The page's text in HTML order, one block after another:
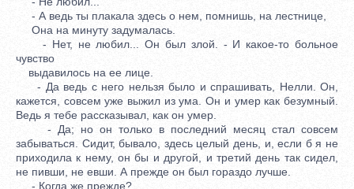
- А ведь ты плакала здесь о нем, помнишь, на лестнице,
Она на минуту задумалась.
- Нет, не любил... Он был злой. - И какое-то больное
чувство
выдавилось на ее лице.
- Да ведь с него нельзя было и спрашивать, Нелли. Он,
кажется, совсем уже выжил из ума. Он и умер как безумный.
Ведь я тебе рассказывал, как он умер.
- Да; но он только в последний месяц стал совсем
забываться. Сидит, бывало, здесь целый день, и, если б я не
приходила к нему, он бы и другой, и третий день так сидел,
не пивши, не евши. А прежде он был гораздо лучше.
- Когда же прежде?